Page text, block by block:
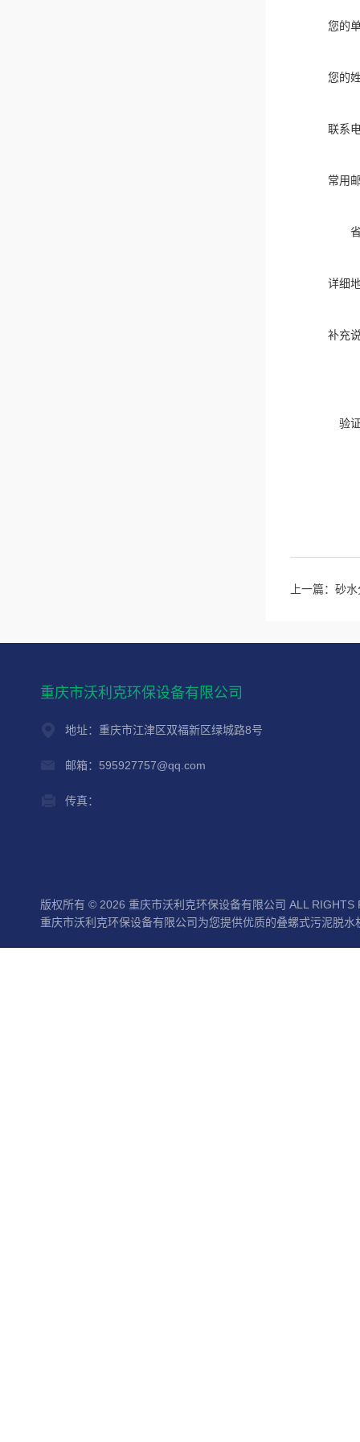
您的
您的
联系
常用
详细
补充
验
上一篇： 砂水
重庆市沃利克环保设备有限公司
地址：重庆市江津区双福新区绿城路8号
邮箱：595927757@qq.com
传真：
版权所有 © 2026 重庆市沃利克环保设备有限公司 ALL RIGHTS
重庆市沃利克环保设备有限公司为您提供优质的叠螺式污泥脱水